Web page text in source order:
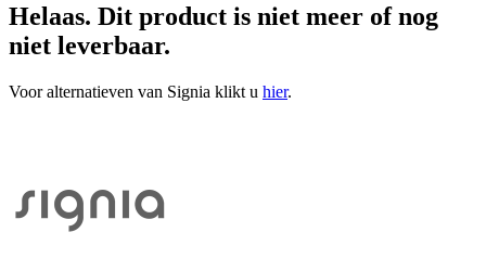
Helaas. Dit product is niet meer of nog
niet leverbaar.
Voor alternatieven van Signia klikt u hier.